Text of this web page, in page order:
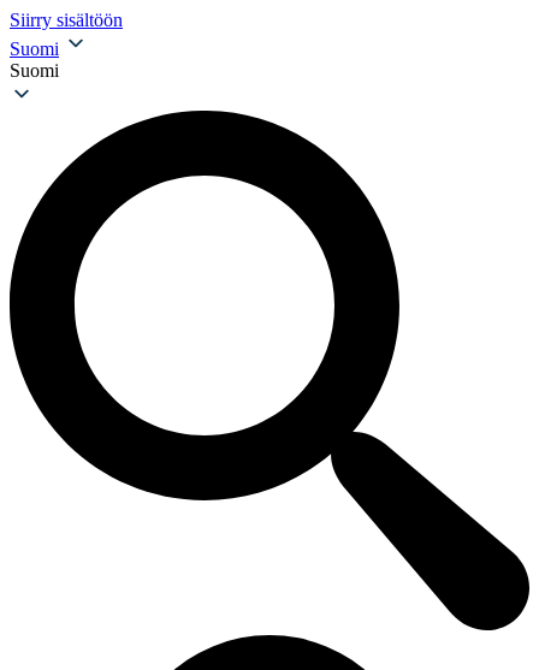
Siirry sisältöön
Suomi
Suomi